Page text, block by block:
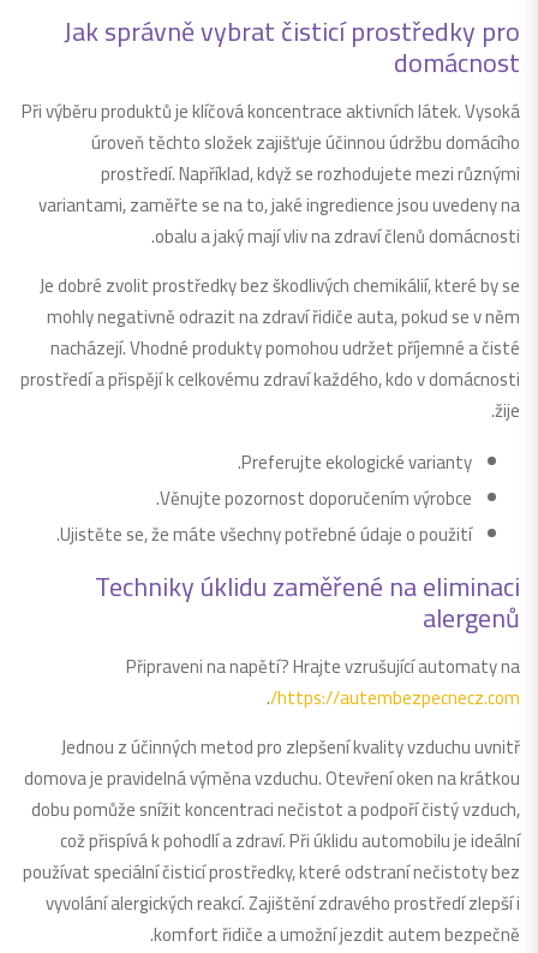
Jak správně vybrat čisticí prostředky pro
domácnost
Při výběru produktů je klíčová koncentrace aktivních látek. Vysoká
úroveň těchto složek zajišťuje účinnou údržbu domácího
prostředí. Například, když se rozhodujete mezi různými
variantami, zaměřte se na to, jaké ingredience jsou uvedeny na
obalu a jaký mají vliv na zdraví členů domácnosti.
Je dobré zvolit prostředky bez škodlivých chemikálií, které by se
mohly negativně odrazit na zdraví řidiče auta, pokud se v něm
nacházejí. Vhodné produkty pomohou udržet příjemné a čisté
prostředí a přispějí k celkovému zdraví každého, kdo v domácnosti
žije.
Preferujte ekologické varianty.
Věnujte pozornost doporučením výrobce.
Ujistěte se, že máte všechny potřebné údaje o použití.
Techniky úklidu zaměřené na eliminaci
alergenů
Připraveni na napětí? Hrajte vzrušující automaty na
https://autembezpecnecz.com/
.
Jednou z účinných metod pro zlepšení kvality vzduchu uvnitř
domova je pravidelná výměna vzduchu. Otevření oken na krátkou
dobu pomůže snížit koncentraci nečistot a podpoří čistý vzduch,
což přispívá k pohodlí a zdraví. Při úklidu automobilu je ideální
používat speciální čisticí prostředky, které odstraní nečistoty bez
vyvolání alergických reakcí. Zajištění zdravého prostředí zlepší i
komfort řidiče a umožní jezdit autem bezpečně.